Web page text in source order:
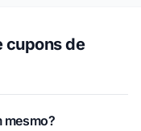
cupons de
mesmo?